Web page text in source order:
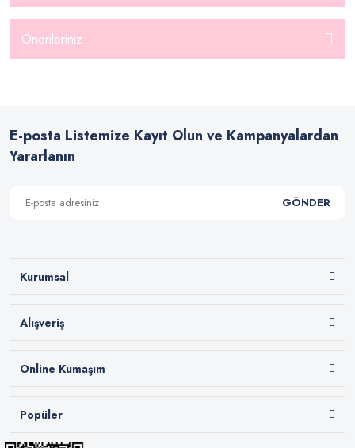
Önerileriniz
E-posta Listemize Kayıt Olun ve Kampanyalardan
Yararlanın
GÖNDER
Kurumsal
Alışveriş
Online Kumaşım
Popüler